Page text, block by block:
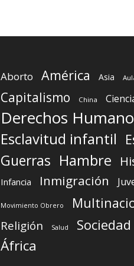
Aborto América Asia
Capitalismo China
Derechos
Esclavitud infantil
Guerras Hambre
Infancia Inmigración
Movimiento Obrero
Religión Salud Sociedad
África